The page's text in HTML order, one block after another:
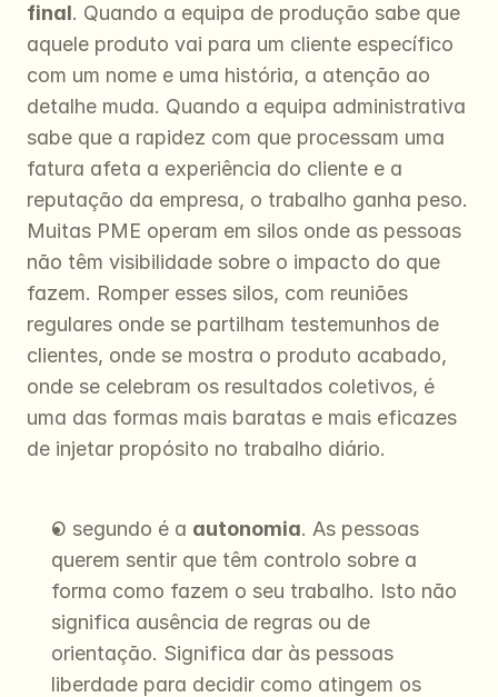
final. Quando a equipa de produção sabe que
aquele produto vai para um cliente específico
com um nome e uma história, a atenção ao
detalhe muda. Quando a equipa administrativa
sabe que a rapidez com que processam uma
fatura afeta a experiência do cliente e a
reputação da empresa, o trabalho ganha peso.
Muitas PME operam em silos onde as pessoas
não têm visibilidade sobre o impacto do que
fazem. Romper esses silos, com reuniões
regulares onde se partilham testemunhos de
clientes, onde se mostra o produto acabado,
onde se celebram os resultados coletivos, é
uma das formas mais baratas e mais eficazes
de injetar propósito no trabalho diário.
O segundo é a autonomia. As pessoas
querem sentir que têm controlo sobre a
forma como fazem o seu trabalho. Isto não
significa ausência de regras ou de
orientação. Significa dar às pessoas
liberdade para decidir como atingem os